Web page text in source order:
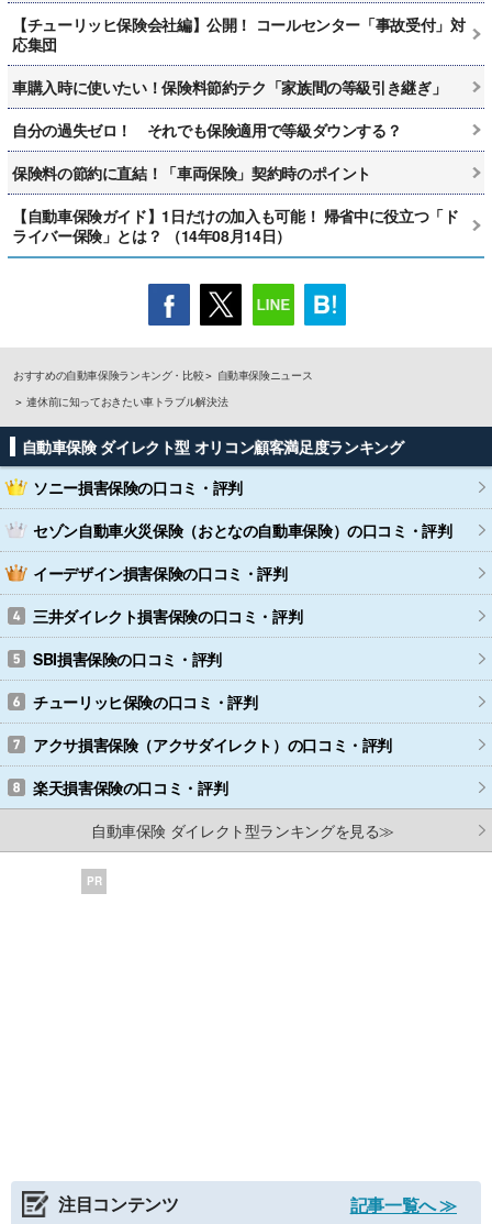
【チューリッヒ保険会社編】公開！ コールセンター「事故受付」対
応集団
車購入時に使いたい！保険料節約テク「家族間の等級引き継ぎ」
自分の過失ゼロ！ それでも保険適用で等級ダウンする？
保険料の節約に直結！「車両保険」契約時のポイント
【自動車保険ガイド】1日だけの加入も可能！ 帰省中に役立つ「ド
ライバー保険」とは？ （14年08月14日）
おすすめの自動車保険ランキング・比較
自動車保険ニュース
連休前に知っておきたい車トラブル解決法
自動車保険 ダイレクト型 オリコン顧客満足度ランキング
ソニー損害保険の口コミ・評判
セゾン自動車火災保険（おとなの自動車保険）の口コミ・評判
イーデザイン損害保険の口コミ・評判
三井ダイレクト損害保険の口コミ・評判
SBI損害保険の口コミ・評判
チューリッヒ保険の口コミ・評判
アクサ損害保険（アクサダイレクト） の口コミ・評判
楽天損害保険の口コミ・評判
自動車保険 ダイレクト型ランキングを見る≫
PR
注目コンテンツ
記事一覧へ ≫